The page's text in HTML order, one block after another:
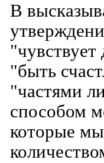
В
"быть
"частями
способом
которые